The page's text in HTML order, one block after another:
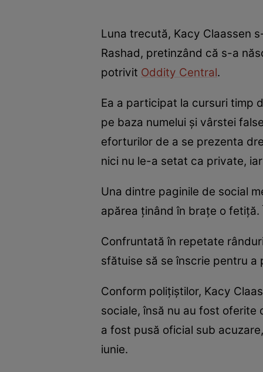
Luna trecută, Kacy Claassen
Rashad, pretinzând că s-a
potrivit Oddity Central.
Ea a participat la cursuri timp
pe baza numelui și vârstei
eforturilor de a se prezenta
nici nu le-a setat ca private,
Una dintre paginile de social
apărea ținând în brațe o
Confruntată în repetate
sfătuise să se înscrie pentru a
Conform polițiștilor, Kacy
sociale, însă nu au fost oferite
a fost pusă oficial sub
iunie.